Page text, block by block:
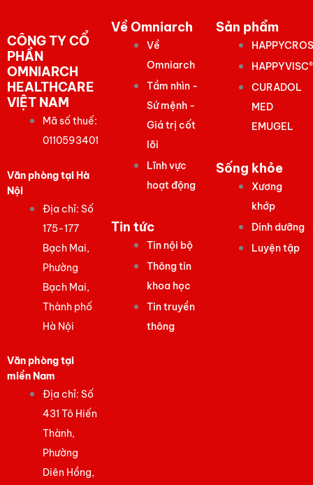
CÔNG TY CỔ
PHẦN
OMNIARCH
HEALTHCARE
VIỆT NAM
Mã số thuế:
0110593401
Văn phòng tại Hà
Nội
Địa chỉ: Số
175-177
Bạch Mai,
Phường
Bạch Mai,
Thành phố
Hà Nội
Văn phòng tại
miền Nam
Địa chỉ: Số
431 Tô Hiến
Thành,
Phường
Diên Hồng,
Về Omniarch
Về
Omniarch
Tầm nhìn -
Sứ mệnh -
Giá trị cốt
lõi
Lĩnh vực
hoạt động
Tin tức
Tin nội bộ
Thông tin
khoa học
Tin truyền
thông
Sản phẩm
HAPPYVISC®
CURADOL
MED
EMUGEL
Sống khỏe
Xương
khớp
Dinh dưỡng
Luyện tập